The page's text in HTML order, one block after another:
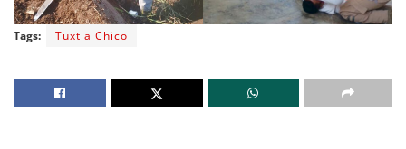
Tags: Tuxtla Chico